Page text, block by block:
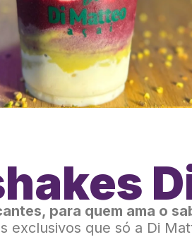
para quem ama o
exclusivos que só a Di